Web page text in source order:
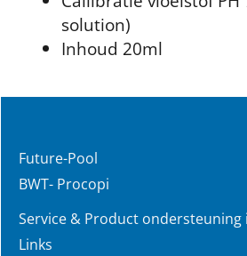
solution)
Inhoud 20ml
Future-Pool
BWT- Procopi
Service & Product ondersteuning
Links